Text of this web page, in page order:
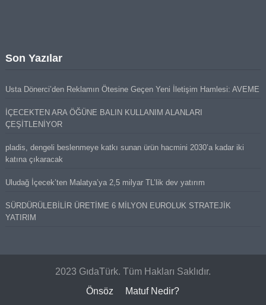
Son Yazılar
Usta Dönerci’den Reklamın Ötesine Geçen Yeni İletişim Hamlesi: AVEME
İÇECEKTEN ARA ÖĞÜNE BALIN KULLANIM ALANLARI
ÇEŞİTLENİYOR
pladis, dengeli beslenmeye katkı sunan ürün hacmini 2030’a kadar iki
katına çıkaracak
Uludağ İçecek’ten Malatya’ya 2,5 milyar TL’lik dev yatırım
SÜRDÜRÜLEBİLİR ÜRETİME 6 MİLYON EUROLUK STRATEJİK
YATIRIM
2023 GıdaTürk. Tüm Hakları Saklıdır.
Önsöz
Matuf Nedir?